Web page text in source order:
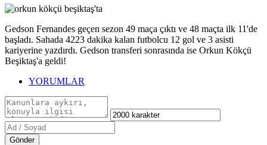
Gedson Fernandes geçen sezon 49 maça çıktı ve 48 maçta ilk 11'de
başladı. Sahada 4223 dakika kalan futbolcu 12 gol ve 3 asisti
kariyerine yazdırdı. Gedson transferi sonrasında ise Orkun Kökçü
Beşiktaş'a geldi!
YORUMLAR
Gönder